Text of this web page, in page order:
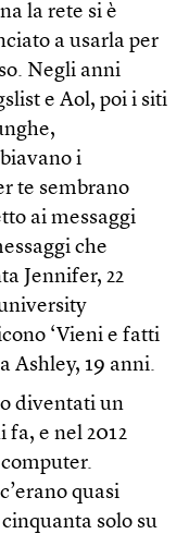
la rete si è
a usarla per
Negli anni
e Aol, poi i siti
i
te sembrano
ai messaggi
che
Jennifer, 22
‘Vieni e fatti
Ashley, 19 anni.
diventati un
fa, e nel 2012
quasi
solo su